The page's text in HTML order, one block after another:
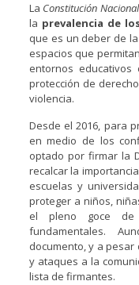
La Constitución
la prevalencia de
que es un deber de
espacios que
entornos
protección de
violencia.
Desde el 2016, para
en medio de los
optado por firmar la
recalcar la
escuelas y
proteger a niños,
el pleno goce de
fundamentales.
documento, y a
y ataques a la
lista de firmantes.